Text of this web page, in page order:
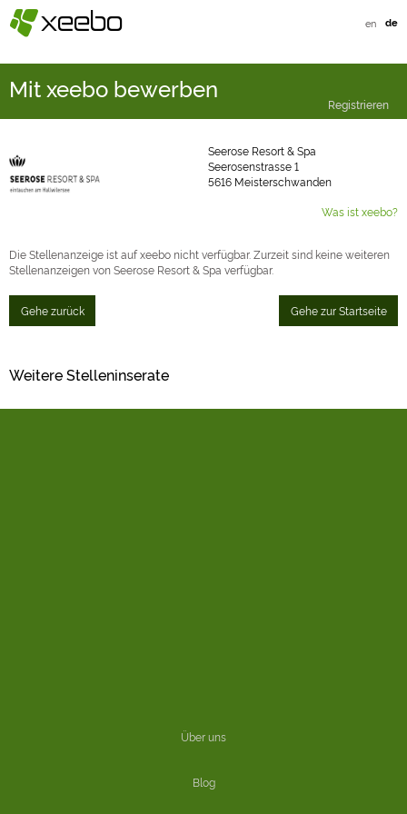
§xeebo en de
Mit xeebo bewerben
Registrieren
Seerose Resort & Spa
Seerosenstrasse 1
5616 Meisterschwanden
Was ist xeebo?
Die Stellenanzeige ist auf xeebo nicht verfügbar. Zurzeit sind keine weiteren
Stellenanzeigen von Seerose Resort & Spa verfügbar.
Gehe zurück Gehe zur Startseite
Weitere Stelleninserate
Über uns
Blog